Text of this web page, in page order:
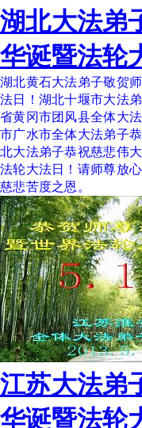
湖北大法弟
华诞暨法轮
湖北黄石大法弟子敬贺
法日！湖北十堰市大法
省黄冈市团风县全体大
市广水市全体大法弟子
北大法弟子恭祝慈悲伟
法轮大法日！请师尊放
慈悲苦度之恩。
江苏大法弟
华诞暨法轮